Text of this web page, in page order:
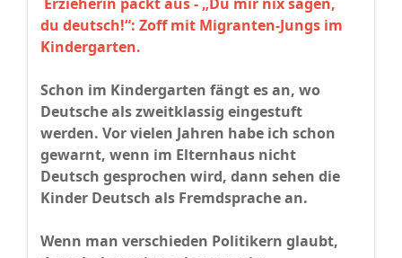
du deutsch!“: Zoff mit Migranten-Jungs im
Kindergarten.
Schon im Kindergarten fängt es an, wo
Deutsche als zweitklassig eingestuft
werden. Vor vielen Jahren habe ich schon
gewarnt, wenn im Elternhaus nicht
Deutsch gesprochen wird, dann sehen die
Kinder Deutsch als Fremdsprache an.
Wenn man verschieden Politikern glaubt,